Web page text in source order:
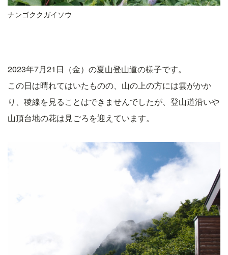
ナンゴククガイソウ
2023年7月21日（金）の夏山登山道の様子です。
この日は晴れてはいたものの、山の上の方には雲がかか
り、稜線を見ることはできませんでしたが、登山道沿いや
山頂台地の花は見ごろを迎えています。